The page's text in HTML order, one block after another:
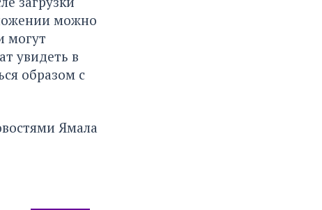
можно
могут
увидеть в
образом с
Ямала